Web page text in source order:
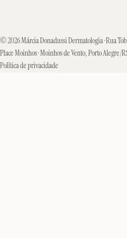
© 2026 Márcia Donadussi Dermatologia · Rua
Place Moinhos · Moinhos de Vento, Porto Alegre/
Política de privacidade